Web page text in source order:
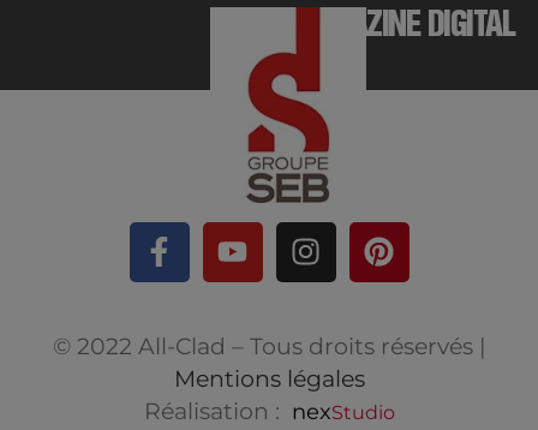
MAGAZINE DIGITAL
© 2022 All-Clad – Tous droits réservés |
Mentions légales
Réalisation : nexStudio